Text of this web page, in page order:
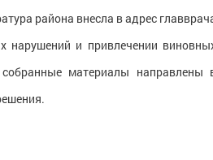
района внесла в адрес
нарушений и привлечении
материалы направлены